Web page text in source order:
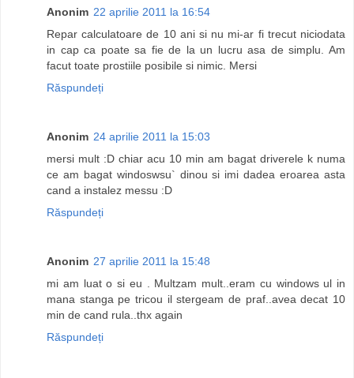
Anonim 22 aprilie 2011 la 16:54
Repar calculatoare de 10 ani si nu mi-ar fi trecut niciodata
in cap ca poate sa fie de la un lucru asa de simplu. Am
facut toate prostiile posibile si nimic. Mersi
Răspundeți
Anonim 24 aprilie 2011 la 15:03
mersi mult :D chiar acu 10 min am bagat driverele k numa
ce am bagat windoswsu` dinou si imi dadea eroarea asta
cand a instalez messu :D
Răspundeți
Anonim 27 aprilie 2011 la 15:48
mi am luat o si eu . Multzam mult..eram cu windows ul in
mana stanga pe tricou il stergeam de praf..avea decat 10
min de cand rula..thx again
Răspundeți